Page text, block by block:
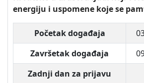
energiju i uspomene koje se
Početak događaja
Završetak događaja
Zadnji dan za prijavu